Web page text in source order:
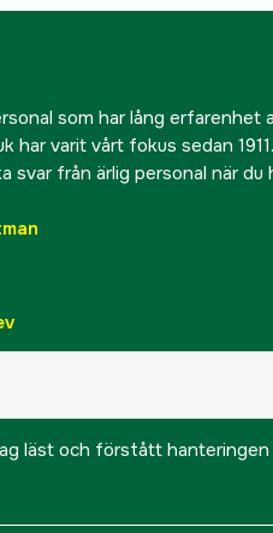
som har lång erfarenhet
har varit vårt fokus sedan
svar från ärlig personal när du
läst och förstått hanteringen